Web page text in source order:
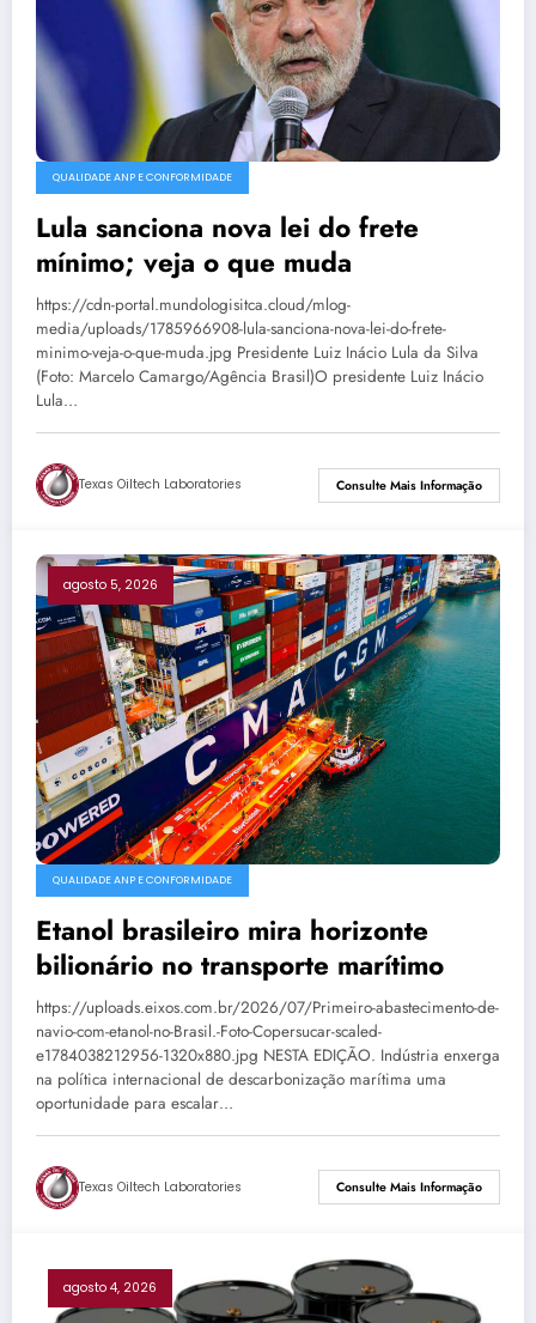
QUALIDADE ANP E CONFORMIDADE
Lula sanciona nova lei do frete
mínimo; veja o que muda
https://cdn-portal.mundologisitca.cloud/mlog-
media/uploads/1785966908-lula-sanciona-nova-lei-do-frete-
minimo-veja-o-que-muda.jpg Presidente Luiz Inácio Lula da Silva
(Foto: Marcelo Camargo/Agência Brasil)O presidente Luiz Inácio
Lula…
Texas Oiltech Laboratories Consulte Mais Informação
agosto 5, 2026
QUALIDADE ANP E CONFORMIDADE
Etanol brasileiro mira horizonte
bilionário no transporte marítimo
https://uploads.eixos.com.br/2026/07/Primeiro-abastecimento-de-
navio-com-etanol-no-Brasil.-Foto-Copersucar-scaled-
e1784038212956-1320x880.jpg NESTA EDIÇÃO. Indústria enxerga
na política internacional de descarbonização marítima uma
oportunidade para escalar…
Texas Oiltech Laboratories Consulte Mais Informação
agosto 4, 2026